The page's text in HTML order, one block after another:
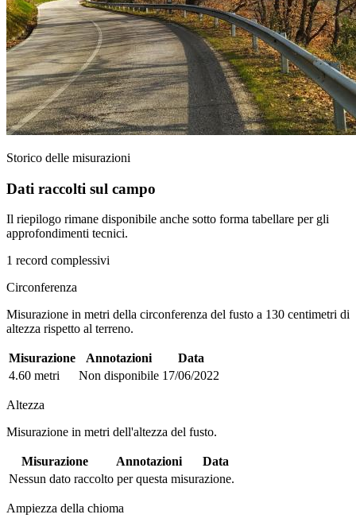
Storico delle misurazioni
Dati raccolti sul campo
Il riepilogo rimane disponibile anche sotto forma tabellare per gli
approfondimenti tecnici.
1 record complessivi
Circonferenza
Misurazione in metri della circonferenza del fusto a 130 centimetri di
altezza rispetto al terreno.
Misurazione Annotazioni
Data
4.60 metri
Non disponibile 17/06/2022
Altezza
Misurazione in metri dell'altezza del fusto.
Misurazione Annotazioni
Data
Nessun dato raccolto per questa misurazione.
Ampiezza della chioma